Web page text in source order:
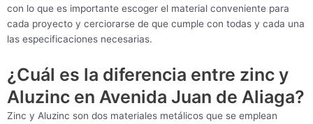
con lo que es importante escoger el material conveniente para
cada proyecto y cerciorarse de que cumple con todas y cada una
las especificaciones necesarias.
¿Cuál es la diferencia entre zinc y
Aluzinc en Avenida Juan de Aliaga?
Zinc y Aluzinc son dos materiales metálicos que se emplean